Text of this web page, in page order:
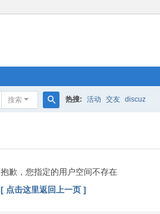
搜索 热搜: 活动 交友 discuz
抱歉，您指定的用户空间不存在
[ 点击这里返回上一页 ]